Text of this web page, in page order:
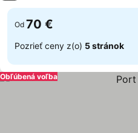
Od 70 €
Pozrieť ceny z(o) 5 stránok
Obľúbená voľba